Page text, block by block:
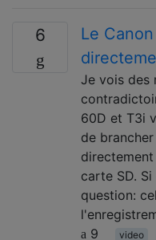
6
Le
Je vois des
60D et T3i
de
carte SD.
question:
9
video